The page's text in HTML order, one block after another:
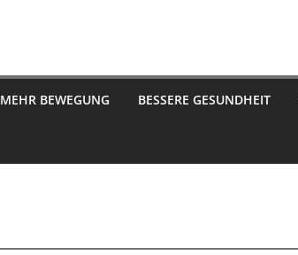
MEHR BEWEGUNG BESSERE GESUNDHEIT